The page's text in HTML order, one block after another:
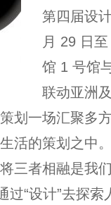
第四届设
月 29 日
馆 1 号馆
联动亚洲
划一场汇聚多
活的策划之中
三者相融是我
过“设计”去探